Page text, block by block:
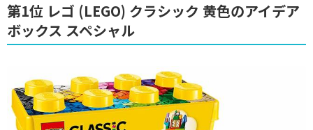
第1位 レゴ (LEGO) クラシック 黄色のアイデア
ボックス スペシャル